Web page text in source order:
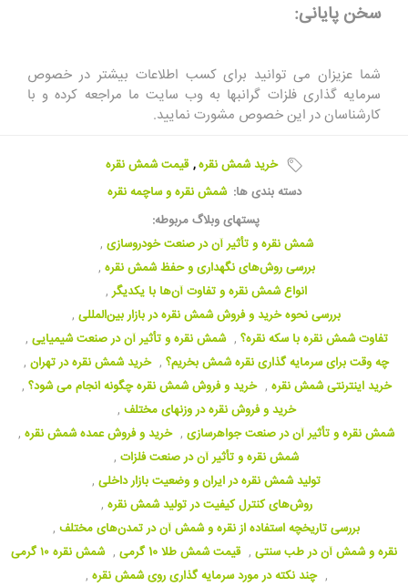
سخن پایانی:
شما عزیزان می توانید برای کسب اطلاعات بیشتر در خصوص
سرمایه گذاری فلزات گرانبها به وب سایت ما مراجعه کرده و با
کارشناسان در این خصوص مشورت نمایید.
خرید شمش نقره, قیمت شمش نقره
دسته بندی ها: شمش نقره و ساچمه نقره
پستهای وبلاگ مربوطه:
شمش نقره و تأثیر آن در صنعت خودروسازی ,
بررسی روش‌های نگهداری و حفظ شمش نقره ,
انواع شمش نقره و تفاوت آن‌ها با یکدیگر ,
بررسی نحوه خرید و فروش شمش نقره در بازار بین‌المللی ,
تفاوت شمش نقره با سکه نقره؟ , شمش نقره و تأثیر آن در صنعت شیمیایی ,
چه وقت برای سرمایه گذاری نقره شمش بخریم؟ , خرید شمش نقره در تهران ,
خرید اینترنتی شمش نقره , خرید و فروش شمش نقره چگونه انجام می شود؟ ,
خرید و فروش نقره در وزنهای مختلف ,
شمش نقره و تأثیر آن در صنعت جواهرسازی , خرید و فروش عمده شمش نقره ,
شمش نقره و تأثیر آن در صنعت فلزات ,
تولید شمش نقره در ایران و وضعیت بازار داخلی ,
روش‌های کنترل کیفیت در تولید شمش نقره ,
بررسی تاریخچه استفاده از نقره و شمش آن در تمدن‌های مختلف ,
نقره و شمش آن در طب سنتی , قیمت شمش طلا 10 گرمی , شمش نقره ۱۰ گرمی
, چند نکته در مورد سرمایه گذاری روی شمش نقره ,